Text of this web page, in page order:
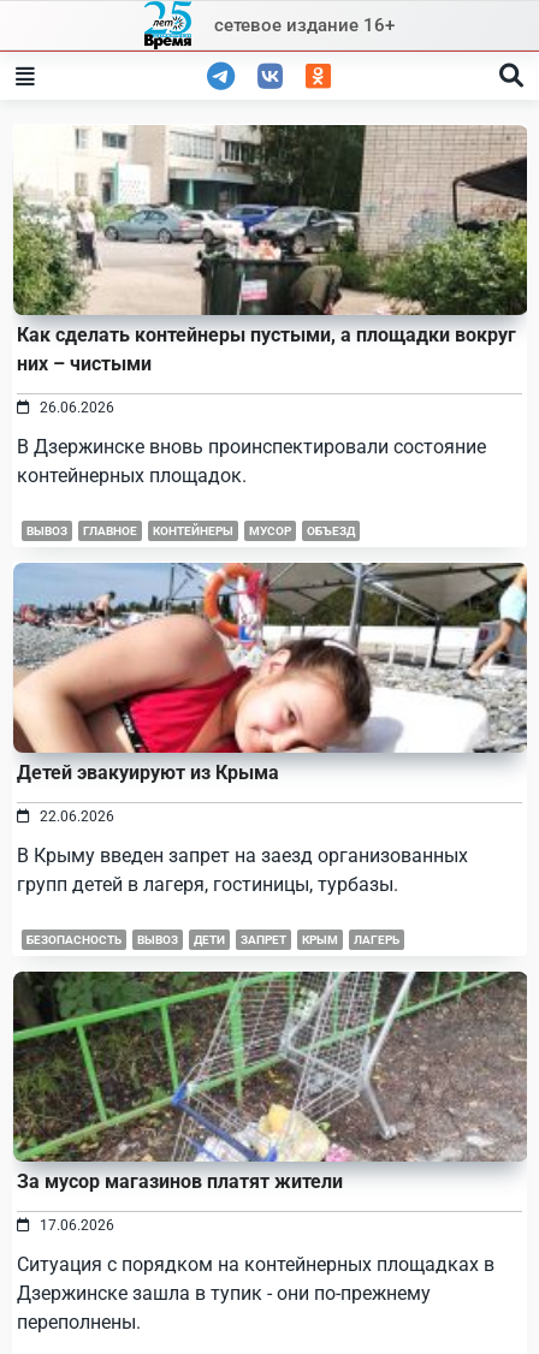
content
сетевое издание 16+
Как сделать контейнеры пустыми, а площадки вокруг
них – чистыми
26.06.2026
В Дзержинске вновь проинспектировали состояние
контейнерных площадок.
ВЫВОЗ ГЛАВНОЕ КОНТЕЙНЕРЫ МУСОР ОБЪЕЗД
Детей эвакуируют из Крыма
22.06.2026
В Крыму введен запрет на заезд организованных
групп детей в лагеря, гостиницы, турбазы.
БЕЗОПАСНОСТЬ ВЫВОЗ ДЕТИ ЗАПРЕТ КРЫМ ЛАГЕРЬ
За мусор магазинов платят жители
17.06.2026
Ситуация с порядком на контейнерных площадках в
Дзержинске зашла в тупик - они по-прежнему
переполнены.